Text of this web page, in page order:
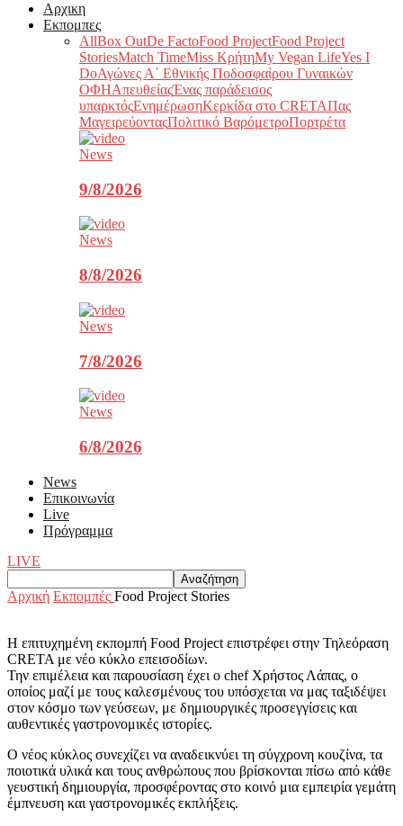
Αρχικη
Εκπομπες
AllBox OutDe FactoFood ProjectFood Project
StoriesMatch TimeMiss ΚρήτηMy Vegan LifeYes I
DoΑγώνες Α΄ Εθνικής Ποδοσφαίρου Γυναικών
ΟΦΗΑπευθείαςΈνας παράδεισος
υπαρκτόςΕνημέρωσηΚερκίδα στο CRETAΠας
ΜαγειρεύονταςΠολιτικό ΒαρόμετροΠορτρέτα
News
9/8/2026
News
8/8/2026
News
7/8/2026
News
6/8/2026
News
Επικοινωνία
Live
Πρόγραμμα
LIVE
Αρχική Εκπομπές Food Project Stories
Η επιτυχημένη εκπομπή Food Project επιστρέφει στην Τηλεόραση
CRETA με νέο κύκλο επεισοδίων.
Την επιμέλεια και παρουσίαση έχει ο chef Χρήστος Λάπας, ο
οποίος μαζί με τους καλεσμένους του υπόσχεται να μας ταξιδέψει
στον κόσμο των γεύσεων, με δημιουργικές προσεγγίσεις και
αυθεντικές γαστρονομικές ιστορίες.
Ο νέος κύκλος συνεχίζει να αναδεικνύει τη σύγχρονη κουζίνα, τα
ποιοτικά υλικά και τους ανθρώπους που βρίσκονται πίσω από κάθε
γευστική δημιουργία, προσφέροντας στο κοινό μια εμπειρία γεμάτη
έμπνευση και γαστρονομικές εκπλήξεις.